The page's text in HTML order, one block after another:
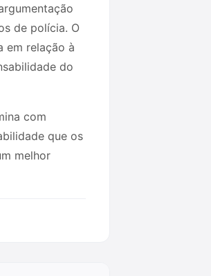
de polícia. O
em relação à
do
com
que os
melhor